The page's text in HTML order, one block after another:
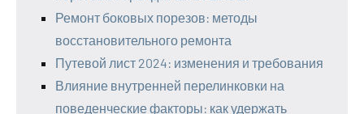
Ремонт боковых порезов: методы
восстановительного ремонта
Путевой лист 2024: изменения и требования
Влияние внутренней перелинковки на
поведенческие факторы: как удержать